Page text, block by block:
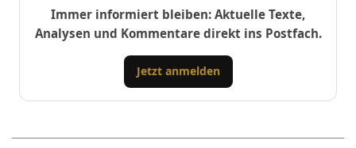
Immer informiert bleiben: Aktuelle Texte,
Analysen und Kommentare direkt ins Postfach.
Jetzt anmelden